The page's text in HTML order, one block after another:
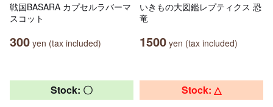
戦国BASARA カプセルラバーマ
スコット
300 yen (tax included)
いきもの大図鑑レプティクス 恐
竜
1500 yen (tax included)
Stock: 〇 Stock: △